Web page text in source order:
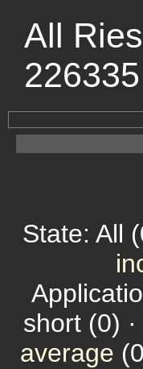
All
226335
State: All
short (0) ·
average